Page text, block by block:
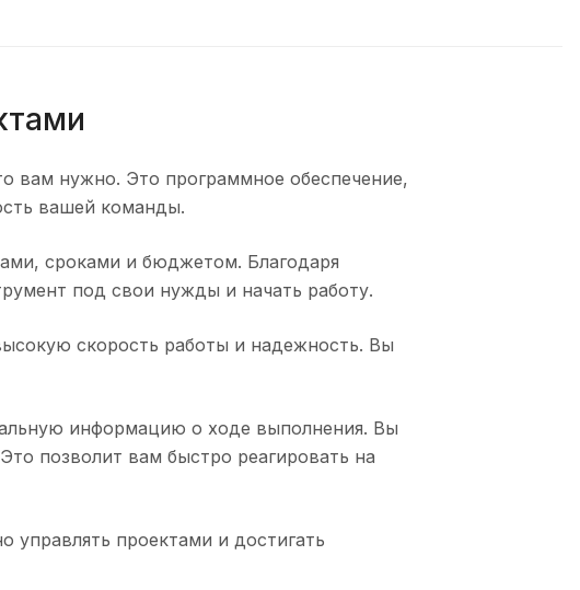
вам нужно. Это программное обеспечение,
вашей команды.
сроками и бюджетом. Благодаря
под свои нужды и начать работу.
скорость работы и надежность. Вы
информацию о ходе выполнения. Вы
позволит вам быстро реагировать на
проектами и достигать